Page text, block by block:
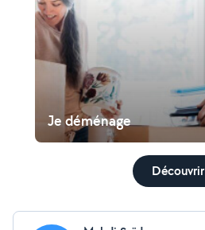
Je déménage
Découvrir